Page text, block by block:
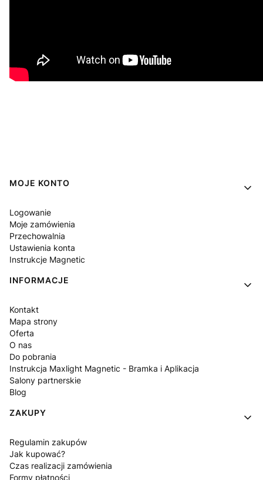
Linki w stopce
MOJE KONTO
Logowanie
Moje zamówienia
Przechowalnia
Ustawienia konta
Instrukcje Magnetic
INFORMACJE
Kontakt
Mapa strony
Oferta
O nas
Do pobrania
Instrukcja Maxlight Magnetic - Bramka i Aplikacja
Salony partnerskie
Blog
ZAKUPY
Regulamin zakupów
Jak kupować?
Czas realizacji zamówienia
Formy płatności